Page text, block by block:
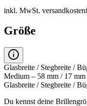
inkl. MwSt.
Größe
Glasbreite / Stegbreite /
Medium – 58 mm / 17
Glasbreite / Stegbreite /
Du kennst deine